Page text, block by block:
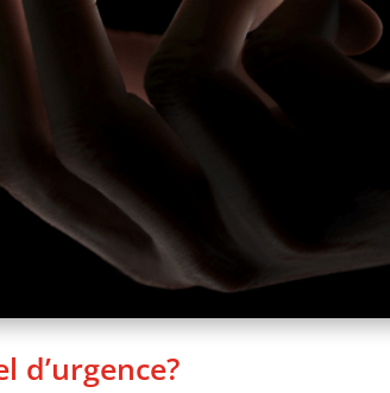
d’urgence?